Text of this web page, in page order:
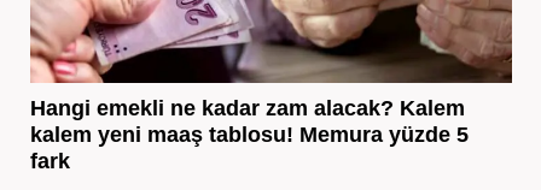
Hangi emekli ne kadar zam alacak? Kalem
kalem yeni maaş tablosu! Memura yüzde 5
fark